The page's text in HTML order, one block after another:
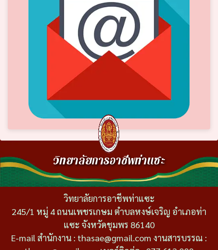
วิทยาลัยการอาชีพท่าแซะ
วิทยาลัยการอาชีพท่าแซะ
245/1 หมู่ 4 ถนนเพชรเกษม ตำบลหงษ์เจริญ อำเภอท่า
แซะ จังหวัดชุมพร 86140
E-mail สำนักงาน : thasae@gmail.com งานสารบรรณ :